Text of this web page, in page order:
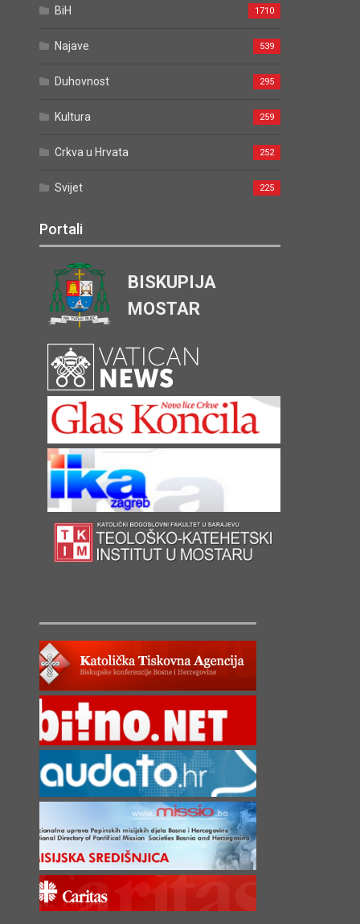
BiH 1710
Najave 539
Duhovnost 295
Kultura 259
Crkva u Hrvata 252
Svijet 225
Portali
BISKUPIJA
MOSTAR